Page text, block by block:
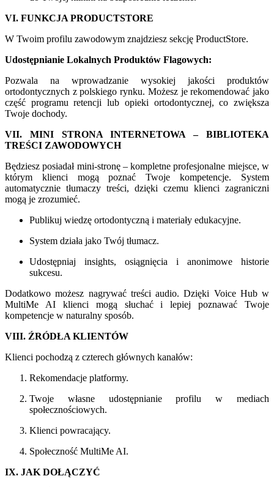
VI. FUNKCJA PRODUCTSTORE
W Twoim profilu zawodowym znajdziesz sekcję ProductStore.
Udostępnianie Lokalnych Produktów Flagowych:
Pozwala na wprowadzanie wysokiej jakości produktów
ortodontycznych z polskiego rynku. Możesz je rekomendować jako
część programu retencji lub opieki ortodontycznej, co zwiększa
Twoje dochody.
VII. MINI STRONA INTERNETOWA – BIBLIOTEKA
TREŚCI ZAWODOWYCH
Będziesz posiadał mini-stronę – kompletne profesjonalne miejsce, w
którym klienci mogą poznać Twoje kompetencje. System
automatycznie tłumaczy treści, dzięki czemu klienci zagraniczni
mogą je zrozumieć.
Publikuj wiedzę ortodontyczną i materiały edukacyjne.
System działa jako Twój tłumacz.
Udostępniaj insights, osiągnięcia i anonimowe historie
sukcesu.
Dodatkowo możesz nagrywać treści audio. Dzięki Voice Hub w
MultiMe AI klienci mogą słuchać i lepiej poznawać Twoje
kompetencje w naturalny sposób.
VIII. ŹRÓDŁA KLIENTÓW
Klienci pochodzą z czterech głównych kanałów:
Rekomendacje platformy.
Twoje własne udostępnianie profilu w mediach
społecznościowych.
Klienci powracający.
Społeczność MultiMe AI.
IX. JAK DOŁĄCZYĆ